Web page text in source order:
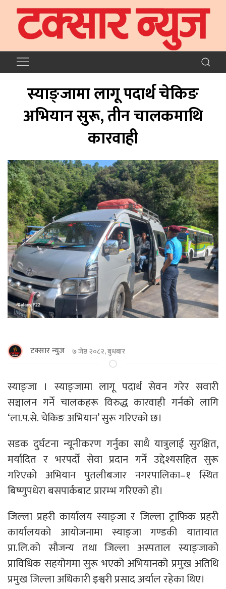
स्याङ्जामा लागू पदार्थ चेकिङ
अभियान सुरू, तीन चालकमाथि
कारवाही
टक्सार न्युज ७ जेष्ठ २०८२, बुधबार
स्याङ्जा । स्याङ्जामा लागू पदार्थ सेवन गरेर सवारी
सञ्चालन गर्ने चालकहरू विरुद्ध कारवाही गर्नको लागि
‘ला.प.से. चेकिङ अभियान’ सुरू गरिएको छ।
सडक दुर्घटना न्यूनीकरण गर्नुका साथै यात्रुलाई सुरक्षित,
मर्यादित र भरपर्दो सेवा प्रदान गर्ने उद्देश्यसहित सुरू
गरिएको अभियान पुतलीबजार नगरपालिका–१ स्थित
बिष्णुपधेरा बसपार्कबाट प्रारम्भ गरिएको हो।
जिल्ला प्रहरी कार्यालय स्याङ्जा र जिल्ला ट्राफिक प्रहरी
कार्यालयको आयोजनामा स्याङ्जा गण्डकी यातायात
प्रा.लि.को सौजन्य तथा जिल्ला अस्पताल स्याङ्जाको
प्राविधिक सहयोगमा सुरू भएको अभियानको प्रमुख अतिथि
प्रमुख जिल्ला अधिकारी इश्वरी प्रसाद अर्याल रहेका थिए।